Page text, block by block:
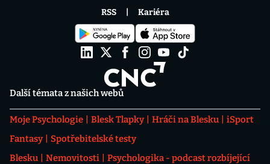
Další témata z našich webů
Moje Psychologie Blesk Tlapky Hráči na Blesku
iSport
Fantasy
Spotřebitelské testy
Blesku
Nemovitosti
Psychologika - podcast rozbíjející
RSS Kariéra